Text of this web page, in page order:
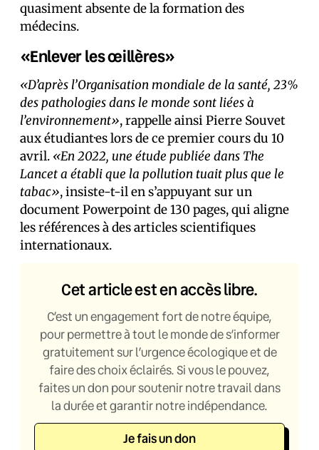
quasiment absente de la formation des
médecins.
«Enlever les œillères»
«D’après l’Organisation mondiale de la santé, 23%
des pathologies dans le monde sont liées à
l’environnement», rappelle ainsi Pierre Souvet
aux étudiant·es lors de ce premier cours du 10
avril. «En 2022, une étude publiée dans The
Lancet a établi que la pollution tuait plus que le
tabac», insiste-t-il en s’appuyant sur un
document Powerpoint de 130 pages, qui aligne
les références à des articles scientifiques
internationaux.
Cet article est en accès libre.
C’est un engagement fort de notre équipe,
pour permettre à tout le monde de s’informer
gratuitement sur l’urgence écologique et de
faire des choix éclairés. Si vous le pouvez,
faites un don pour soutenir notre travail dans
la durée et garantir notre indépendance.
Je fais un don